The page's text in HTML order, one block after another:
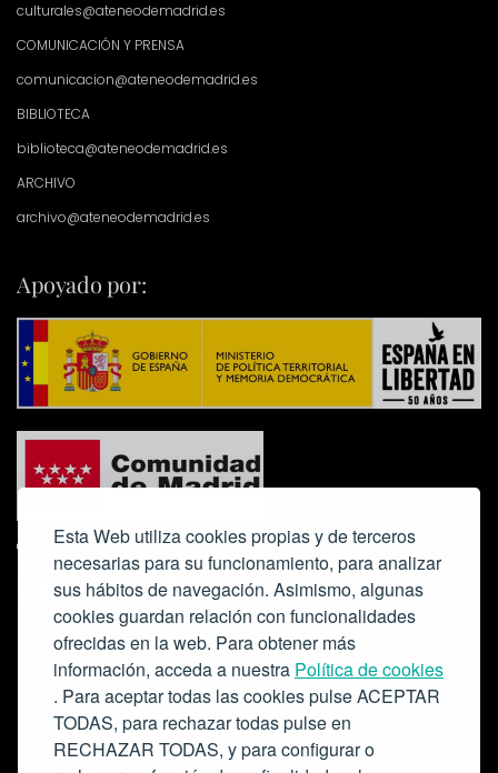
Esta Web utiliza cookies propias y de terceros
necesarias para su funcionamiento, para analizar
sus hábitos de navegación. Asimismo, algunas
cookies guardan relación con funcionalidades
ofrecidas en la web. Para obtener más
información, acceda a nuestra Política de cookies
. Para aceptar todas las cookies pulse ACEPTAR
TODAS, para rechazar todas pulse en
RECHAZAR TODAS, y para configurar o
culturales@ateneodemadrid.es
COMUNICACIÓN Y PRENSA
comunicacion@ateneodemadrid.es
BIBLIOTECA
biblioteca@ateneodemadrid.es
ARCHIVO
archivo@ateneodemadrid.es
Apoyado por:
Colabora: